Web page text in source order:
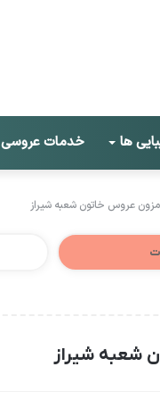
ها خدمات عروسی
مزون عروس خاتون شعبه شیراز
شعبه شیراز